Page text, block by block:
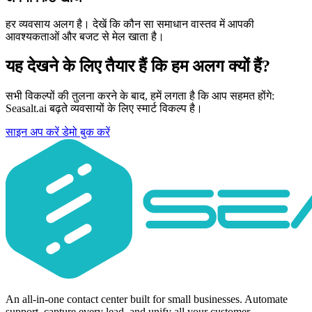
हर व्यवसाय अलग है। देखें कि कौन सा समाधान वास्तव में आपकी
आवश्यकताओं और बजट से मेल खाता है।
यह देखने के लिए तैयार हैं कि हम अलग क्यों हैं?
सभी विकल्पों की तुलना करने के बाद, हमें लगता है कि आप सहमत होंगे:
Seasalt.ai बढ़ते व्यवसायों के लिए स्मार्ट विकल्प है।
साइन अप करेंडेमो बुक करें
An all-in-one contact center built for small businesses. Automate